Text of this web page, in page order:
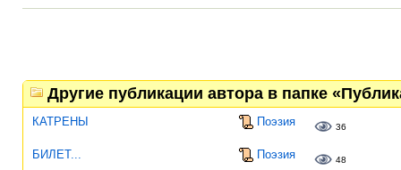
Другие публикации автора в папке
КАТРЕНЫ Поэзия 36
БИЛЕТ... Поэзия 48